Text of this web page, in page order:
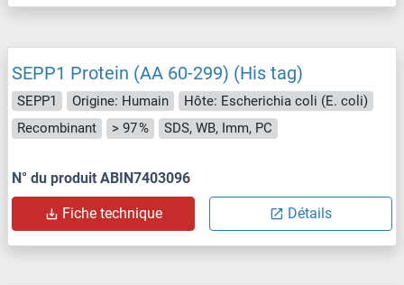
SEPP1 Protein (AA 60-299) (His tag)
SEPP1 Origine: Humain
Hôte: Escherichia coli (E. coli)
Recombinant
> 97 % SDS, WB, Imm, PC
N° du produit ABIN7403096
Fiche technique Détails